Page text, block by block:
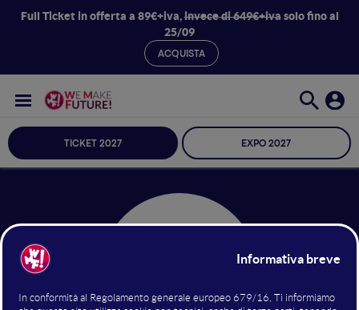
Full Ticket in offerta a 89€+iva,invece di 649€+ivasolo fino al
25/09
ACQUISTA
TICKET 2027 EXPO 2027